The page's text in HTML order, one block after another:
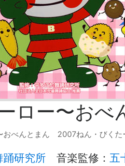
ロー〜おべ
おべんとまん 2007ねん・びくた
踊研究所 音楽監修 ： 五